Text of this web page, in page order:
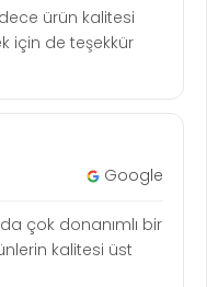
ürün kalitesi
için de teşekkür
Google
çok donanımlı bir
kalitesi üst